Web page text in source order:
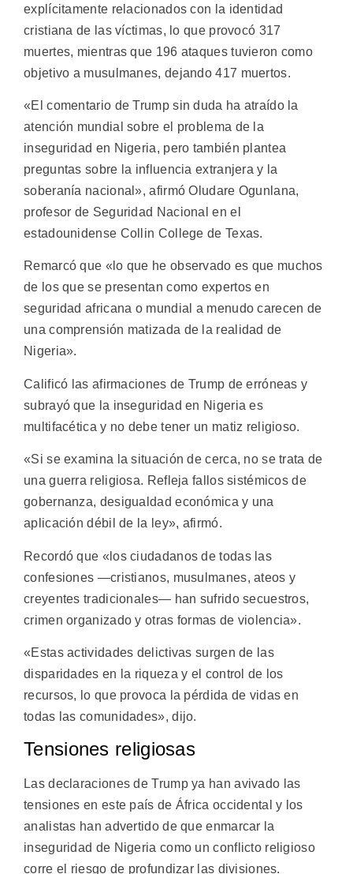
explícitamente relacionados con la identidad
cristiana de las víctimas, lo que provocó 317
muertes, mientras que 196 ataques tuvieron como
objetivo a musulmanes, dejando 417 muertos.
«El comentario de Trump sin duda ha atraído la
atención mundial sobre el problema de la
inseguridad en Nigeria, pero también plantea
preguntas sobre la influencia extranjera y la
soberanía nacional», afirmó Oludare Ogunlana,
profesor de Seguridad Nacional en el
estadounidense Collin College de Texas.
Remarcó que «lo que he observado es que muchos
de los que se presentan como expertos en
seguridad africana o mundial a menudo carecen de
una comprensión matizada de la realidad de
Nigeria».
Calificó las afirmaciones de Trump de erróneas y
subrayó que la inseguridad en Nigeria es
multifacética y no debe tener un matiz religioso.
«Si se examina la situación de cerca, no se trata de
una guerra religiosa. Refleja fallos sistémicos de
gobernanza, desigualdad económica y una
aplicación débil de la ley», afirmó.
Recordó que «los ciudadanos de todas las
confesiones —cristianos, musulmanes, ateos y
creyentes tradicionales— han sufrido secuestros,
crimen organizado y otras formas de violencia».
«Estas actividades delictivas surgen de las
disparidades en la riqueza y el control de los
recursos, lo que provoca la pérdida de vidas en
todas las comunidades», dijo.
Tensiones religiosas
Las declaraciones de Trump ya han avivado las
tensiones en este país de África occidental y los
analistas han advertido de que enmarcar la
inseguridad de Nigeria como un conflicto religioso
corre el riesgo de profundizar las divisiones.